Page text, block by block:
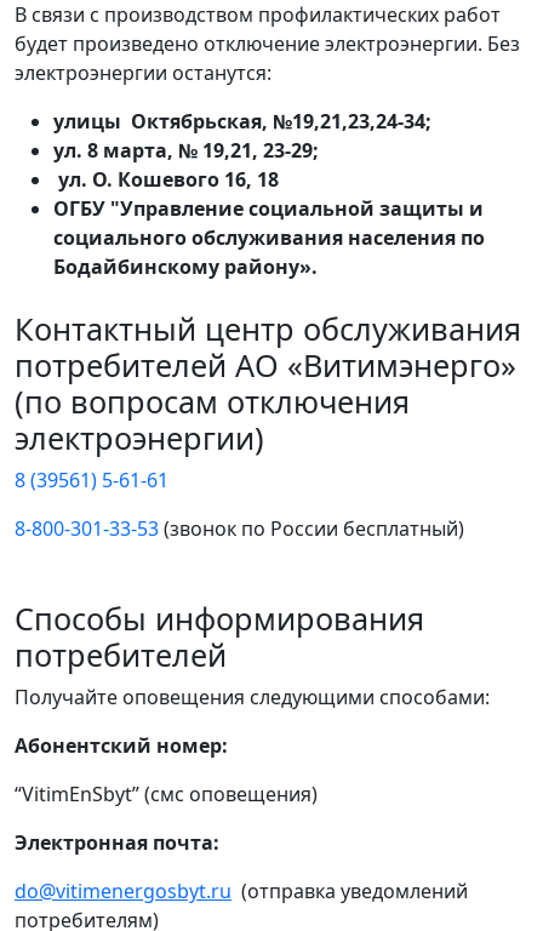
В связи с производством профилактических работ
будет произведено отключение электроэнергии. Без
электроэнергии останутся:
улицы Октябрьская, №19,21,23,24-34;
ул. 8 марта, № 19,21, 23-29;
ул. О. Кошевого 16, 18
ОГБУ "Управление социальной защиты и
социального обслуживания населения по
Бодайбинскому району».
Контактный центр обслуживания
потребителей АО «Витимэнерго»
(по вопросам отключения
электроэнергии)
8 (39561) 5-61-61
8-800-301-33-53(звонок по России бесплатный)
Способы информирования
потребителей
Получайте оповещения следующими способами:
Абонентский номер:
“VitimEnSbyt” (смс оповещения)
Электронная почта:
do@vitimenergosbyt.ru (отправка уведомлений
потребителям)